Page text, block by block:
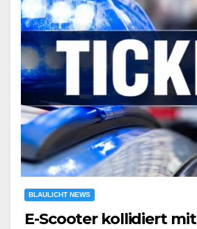
BLAULICHT NEWS
E-Scooter kollidiert mit